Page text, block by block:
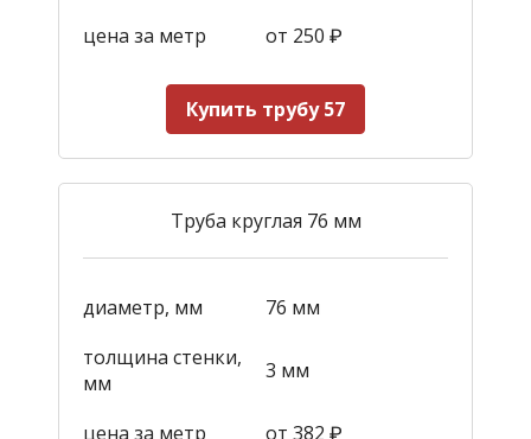
цена за метр от 250 ₽
Купить трубу 57
Труба круглая 76 мм
диаметр, мм
76 мм
толщина стенки,
мм
3 мм
цена за метр от 382 ₽